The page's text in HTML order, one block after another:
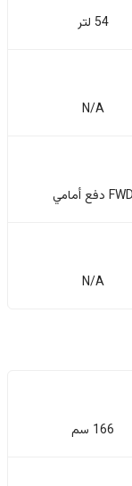
54 لتر
N/A
FWD دفع أمامي
N/A
166 سم